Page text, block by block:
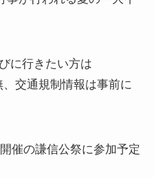
に行きたい方は
交通規制情報は事前に
催の謙信公祭に参加予定